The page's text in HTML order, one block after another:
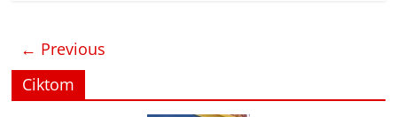
← Previous
Ciktom